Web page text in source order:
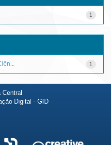
1
1
Central
Digital - GID